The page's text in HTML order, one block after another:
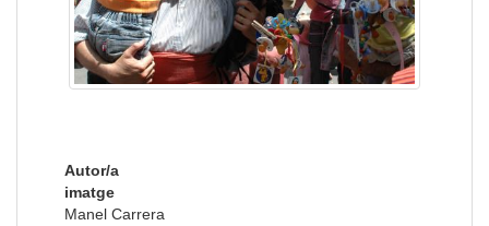
Autor/a
imatge
Manel Carrera